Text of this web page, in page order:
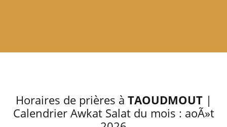
Horaires de prières à TAOUDMOUT|
Calendrier Awkat Salat du mois : aoÃ»t